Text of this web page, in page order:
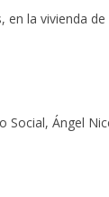
en la vivienda de
Social, Ángel